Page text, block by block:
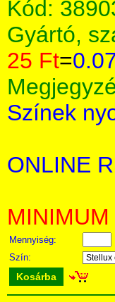
Kód:
Gyártó,
25 Ft=
Színek
ONLINE
Mennyiség:
Szín:
Kosárba